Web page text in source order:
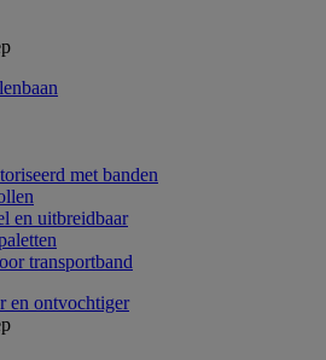
met banden
en uitbreidbaar
transportband
en ontvochtiger